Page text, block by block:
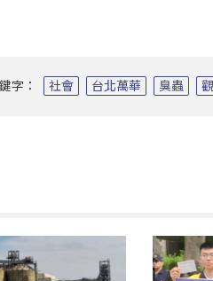
字： 社會 台北萬華 臭蟲